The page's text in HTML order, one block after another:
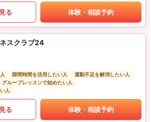
る 体験・相談予約
スクラブ24
隙間時間を活用したい人
運動不足を解消したい人
グループレッスンで始めたい人
人
る 体験・相談予約